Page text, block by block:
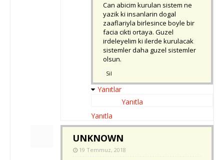
Can abicim kurulan sistem ne
yazik ki insanlarin dogal
zaaflariyla birlesince boyle bir
facia cikti ortaya. Guzel
irdeleyelim ki ilerde kurulacak
sistemler daha guzel sistemler
olsun.
Sil
Yanıtlar
Yanıtla
Yanıtla
UNKNOWN
19 Temmuz, 2018